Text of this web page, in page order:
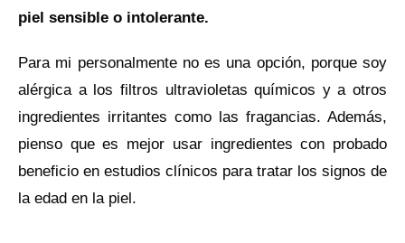
piel sensible o intolerante.
Para mi personalmente no es una opción, porque soy
alérgica a los filtros ultravioletas químicos y a otros
ingredientes irritantes como las fragancias. Además,
pienso que es mejor usar ingredientes con probado
beneficio en estudios clínicos para tratar los signos de
la edad en la piel.